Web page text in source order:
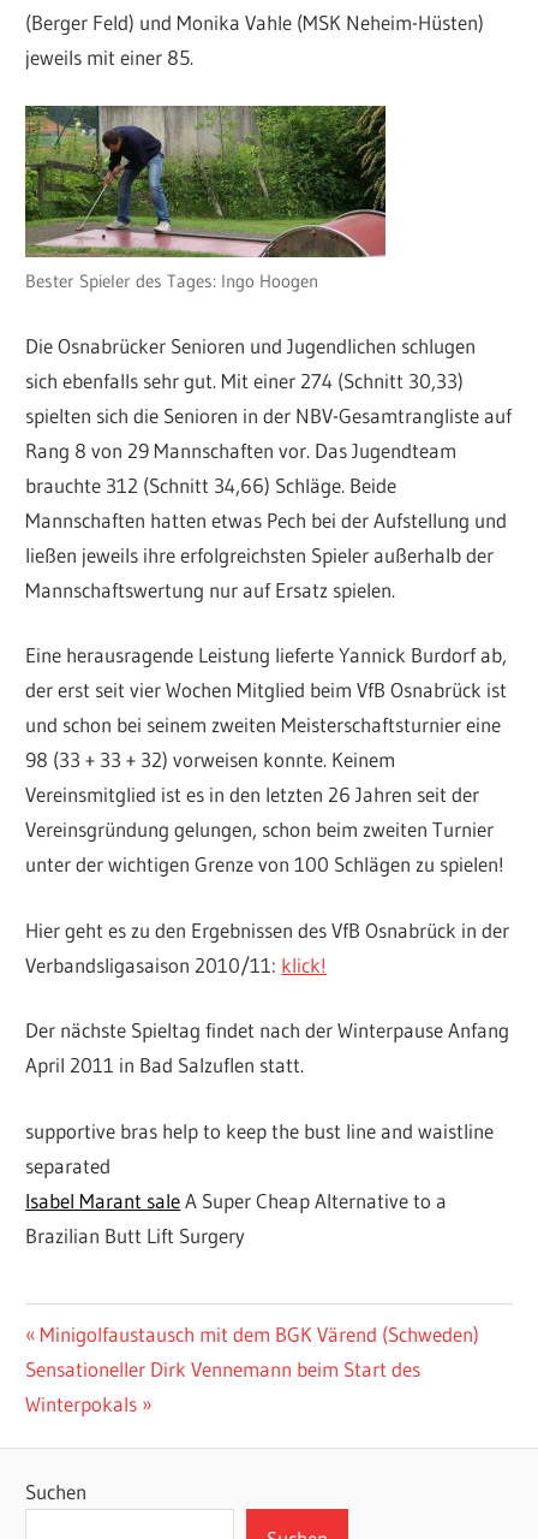
(Berger Feld) und Monika Vahle (MSK Neheim-Hüsten)
jeweils mit einer 85.
Bester Spieler des Tages: Ingo Hoogen
Die Osnabrücker Senioren und Jugendlichen schlugen
sich ebenfalls sehr gut. Mit einer 274 (Schnitt 30,33)
spielten sich die Senioren in der NBV-Gesamtrangliste auf
Rang 8 von 29 Mannschaften vor. Das Jugendteam
brauchte 312 (Schnitt 34,66) Schläge. Beide
Mannschaften hatten etwas Pech bei der Aufstellung und
ließen jeweils ihre erfolgreichsten Spieler außerhalb der
Mannschaftswertung nur auf Ersatz spielen.
Eine herausragende Leistung lieferte Yannick Burdorf ab,
der erst seit vier Wochen Mitglied beim VfB Osnabrück ist
und schon bei seinem zweiten Meisterschaftsturnier eine
98 (33 + 33 + 32) vorweisen konnte. Keinem
Vereinsmitglied ist es in den letzten 26 Jahren seit der
Vereinsgründung gelungen, schon beim zweiten Turnier
unter der wichtigen Grenze von 100 Schlägen zu spielen!
Hier geht es zu den Ergebnissen des VfB Osnabrück in der
Verbandsligasaison 2010/11: klick!
Der nächste Spieltag findet nach der Winterpause Anfang
April 2011 in Bad Salzuflen statt.
supportive bras help to keep the bust line and waistline
separated
Isabel Marant saleA Super Cheap Alternative to a
Brazilian Butt Lift Surgery
LEISTUNGSSPORT
TURNIERE
VFB
OSNABRÜCK
OSNABRÜCK
Beitragsnavigation
Vorheriger
Beitrag:
Minigolfaustausch mit dem BGK Värend (Schweden)
Nächster
Beitrag:
Sensationeller Dirk Vennemann beim Start des
Winterpokals
Suchen